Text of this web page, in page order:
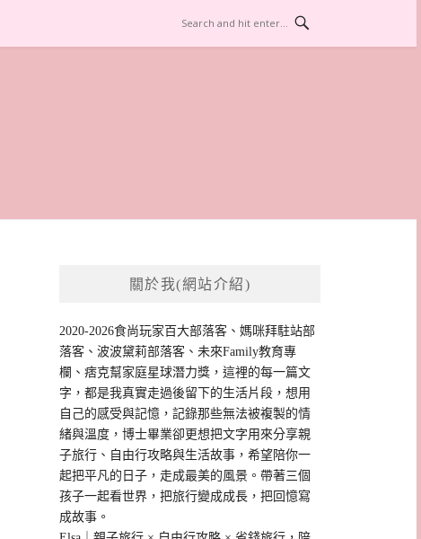
關於我(網站介紹)
2020-2026食尚玩家百大部落客、媽咪拜駐站部
落客、波波黛莉部落客、未來Family教育專
欄、痞克幫家庭星球潛力獎，這裡的每一篇文
字，都是我真實走過後留下的生活片段，想用
自己的感受與記憶，記錄那些無法被複製的情
緒與溫度，博士畢業卻更想把文字用來分享親
子旅行、自由行攻略與生活故事，希望陪你一
起把平凡的日子，走成最美的風景。帶著三個
孩子一起看世界，把旅行變成成長，把回憶寫
成故事。